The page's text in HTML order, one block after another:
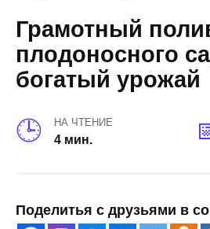
Грамотный
плодоносного
богатый урожай
НА ЧТЕНИЕ
4 мин.
Поделитья с друзьями в